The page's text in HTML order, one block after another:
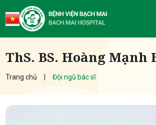
ThS. BS. Hoàng Mạnh
Trang chủ Đội ngũ bác sĩ